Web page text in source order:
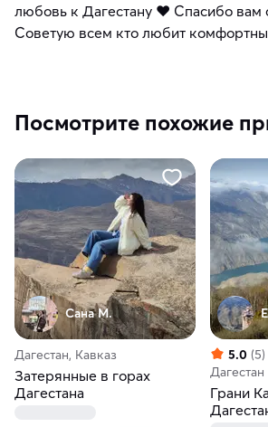
любовь к Дагестану ❤️ Спасибо вам
Советую всем кто любит
Посмотрите похожие
Сана М.
Дагестан, Кавказ
Затерянные в горах
Дагестана
5.0 (5)
Дагестан
Грани